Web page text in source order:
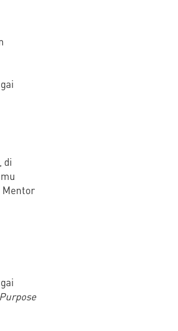
di
Mentor
Purpose